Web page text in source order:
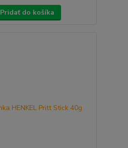
Pridať do košíka